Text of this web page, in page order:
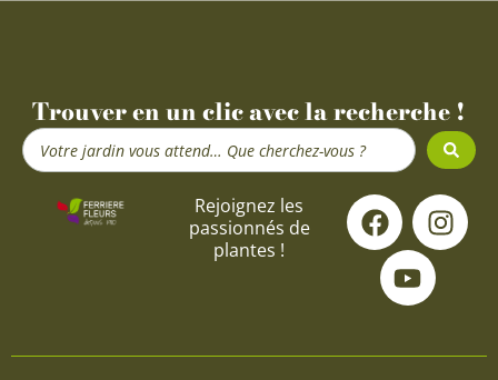
Trouver en un clic avec la recherche !
Search
...
Rejoignez les
passionnés de
plantes !
F
a
c
e
o
I
n
s
g
Y
o
u
t
u
b